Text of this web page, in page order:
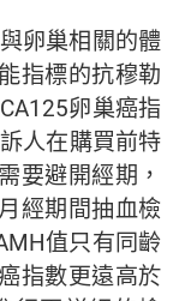
卵巢相關的體
指標的抗穆勒
卵巢癌指
人在購買前特
要避開經期，
經期間抽血檢
值只有同齡
指數更遠高於